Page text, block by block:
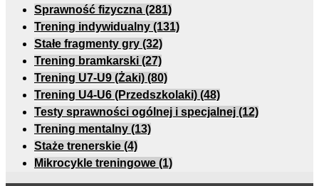
Sprawność fizyczna (281)
Trening indywidualny (131)
Stałe fragmenty gry (32)
Trening bramkarski (27)
Trening U7-U9 (Żaki) (80)
Trening U4-U6 (Przedszkolaki) (48)
Testy sprawności ogólnej i specjalnej (12)
Trening mentalny (13)
Staże trenerskie (4)
Mikrocykle treningowe (1)